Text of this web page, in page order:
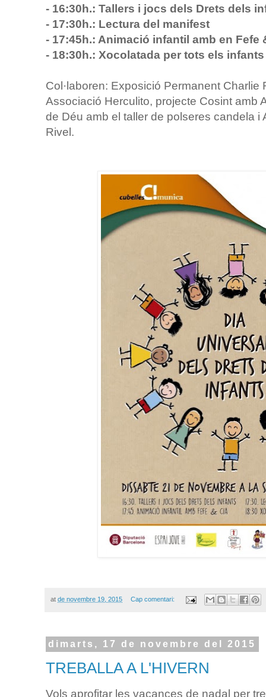
- 16:30h.: Tallers i jocs dels Drets dels
- 17:30h.: Lectura del manifest
- 17:45h.: Animació infantil amb en Fefe
- 18:30h.: Xocolatada per tots els infants
Col·laboren: Exposició Permanent Charlie
Associació Herculito, projecte Cosint amb
de Déu amb el taller de polseres candela i
Rivel.
at de novembre 19, 2015 Cap comentari:
dimarts, 17 de novembre del 2015
TREBALLA A L'HIVERN
Vols aprofitar les vacances de nadal per